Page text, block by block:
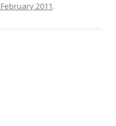
2011.